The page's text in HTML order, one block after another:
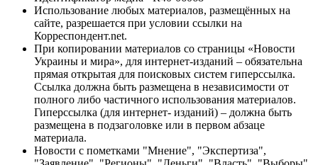
Использование любых материалов, размещённых на
сайте, разрешается при условии ссылки на
Корреспондент.net.
При копировании материалов со страницы «Новости
Украины и мира», для интернет-изданий – обязательна
прямая открытая для поисковых систем гиперссылка.
Ссылка должна быть размещена в независимости от
полного либо частичного использования материалов.
Гиперссылка (для интернет- изданий) – должна быть
размещена в подзаголовке или в первом абзаце
материала.
Новости с пометками "Мнение", "Экспертиза",